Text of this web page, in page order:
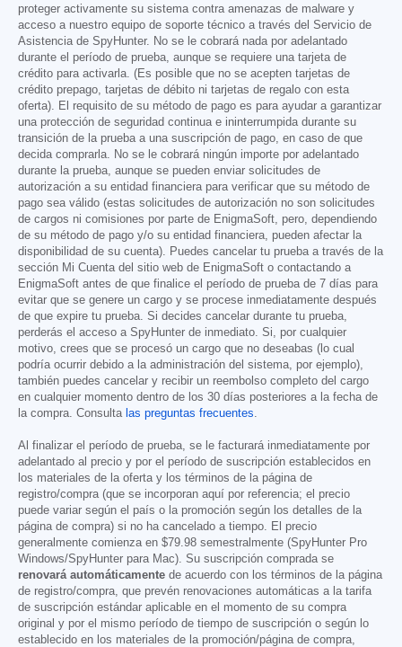
proteger activamente su sistema contra amenazas de malware y
acceso a nuestro equipo de soporte técnico a través del Servicio de
Asistencia de SpyHunter. No se le cobrará nada por adelantado
durante el período de prueba, aunque se requiere una tarjeta de
crédito para activarla. (Es posible que no se acepten tarjetas de
crédito prepago, tarjetas de débito ni tarjetas de regalo con esta
oferta). El requisito de su método de pago es para ayudar a garantizar
una protección de seguridad continua e ininterrumpida durante su
transición de la prueba a una suscripción de pago, en caso de que
decida comprarla. No se le cobrará ningún importe por adelantado
durante la prueba, aunque se pueden enviar solicitudes de
autorización a su entidad financiera para verificar que su método de
pago sea válido (estas solicitudes de autorización no son solicitudes
de cargos ni comisiones por parte de EnigmaSoft, pero, dependiendo
de su método de pago y/o su entidad financiera, pueden afectar la
disponibilidad de su cuenta). Puedes cancelar tu prueba a través de la
sección Mi Cuenta del sitio web de EnigmaSoft o contactando a
EnigmaSoft antes de que finalice el período de prueba de 7 días para
evitar que se genere un cargo y se procese inmediatamente después
de que expire tu prueba. Si decides cancelar durante tu prueba,
perderás el acceso a SpyHunter de inmediato. Si, por cualquier
motivo, crees que se procesó un cargo que no deseabas (lo cual
podría ocurrir debido a la administración del sistema, por ejemplo),
también puedes cancelar y recibir un reembolso completo del cargo
en cualquier momento dentro de los 30 días posteriores a la fecha de
la compra. Consulta las preguntas frecuentes.
Al finalizar el período de prueba, se le facturará inmediatamente por
adelantado al precio y por el período de suscripción establecidos en
los materiales de la oferta y los términos de la página de
registro/compra (que se incorporan aquí por referencia; el precio
puede variar según el país o la promoción según los detalles de la
página de compra) si no ha cancelado a tiempo. El precio
generalmente comienza en $79.98 semestralmente (SpyHunter Pro
Windows/SpyHunter para Mac). Su suscripción comprada se
renovará automáticamente de acuerdo con los términos de la página
de registro/compra, que prevén renovaciones automáticas a la tarifa
de suscripción estándar aplicable en el momento de su compra
original y por el mismo período de tiempo de suscripción o según lo
establecido en los materiales de la promoción/página de compra,